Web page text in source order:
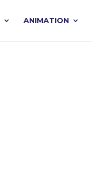
ANIMATION